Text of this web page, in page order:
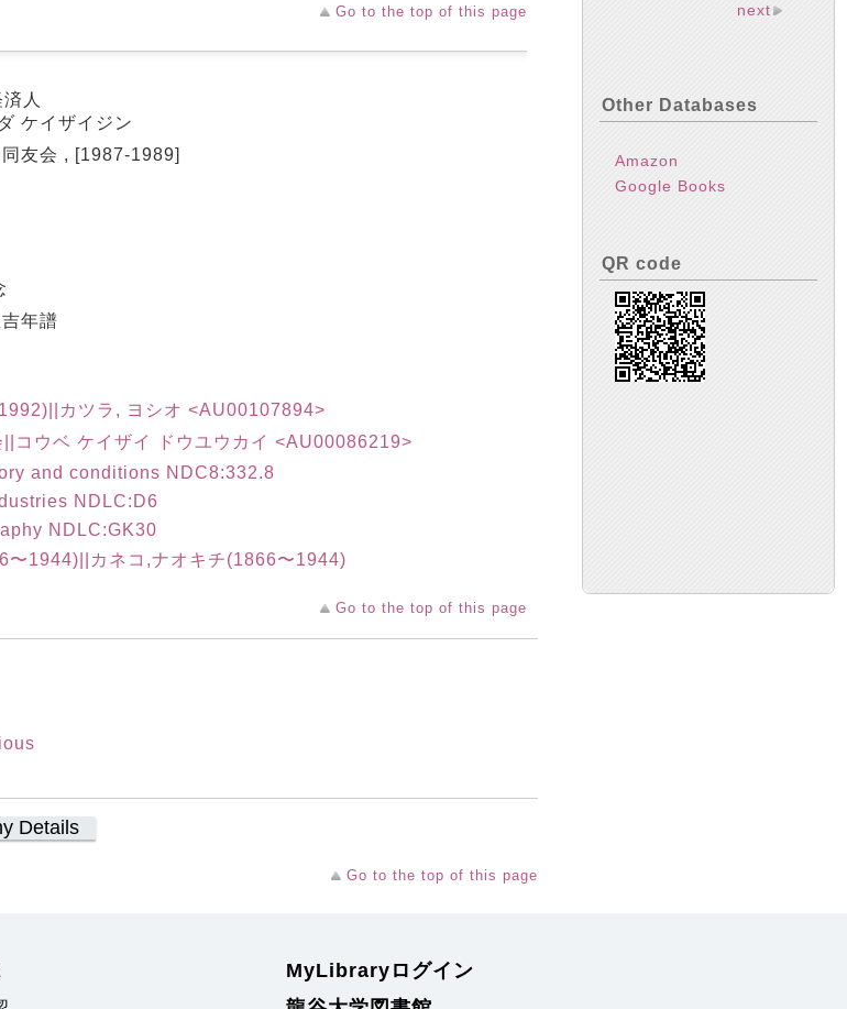
Go to the top of this page
人
ケイザイジン
友会 , [1987-1989]
年譜
カツラ, ヨシオ <AU00107894>
||コウベ ケイザイ ドウユウカイ <AU00086219>
and conditions NDC8:332.8
NDLC:D6
NDLC:GK30
〜1944)||カネコ,ナオキチ(1866〜1944)
Go to the top of this page
Details
Go to the top of this page
next
Other Databases
Amazon
Google Books
QR code
MyLibraryログイン